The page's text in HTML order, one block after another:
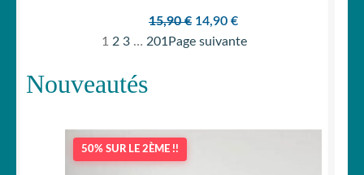
15,90€ Le
prix
14,90 €Le
prix
1 2 3 … 201Page suivante
Nouveautés
50% SUR LE 2ÈME !!